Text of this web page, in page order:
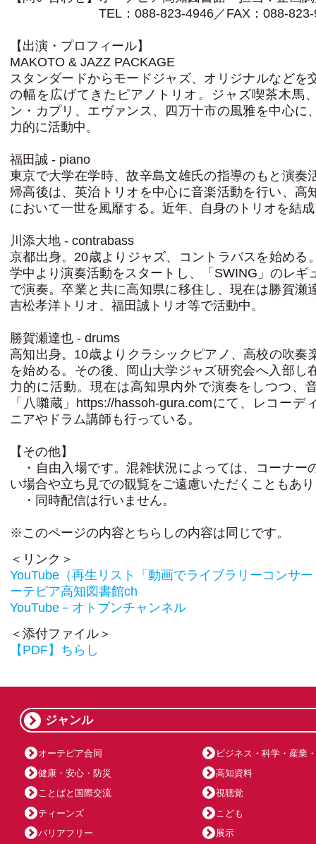
TEL：088-823-4946／FAX：088-823-
【出演・プロフィール】
MAKOTO & JAZZ PACKAGE
スタンダードからモードジャズ、オリジナルなどを
の幅を広げてきたピアノトリオ。ジャズ喫茶木馬
ン・カプリ、エヴァンス、四万十市の風雅を中心に
力的に活動中。
福田誠 - piano
東京で大学在学時、故辛島文雄氏の指導のもと演奏
帰高後は、英治トリオを中心に音楽活動を行い、高
において一世を風靡する。近年、自身のトリオを結
川添大地 - contrabass
京都出身。20歳よりジャズ、コントラバスを始める
学中より演奏活動をスタートし、「SWING」のレギ
で演奏。卒業と共に高知県に移住し、現在は勝賀瀬
吉松孝洋トリオ、福田誠トリオ等で活動中。
勝賀瀬達也 - drums
高知出身。10歳よりクラシックピアノ、高校の吹奏
を始める。その後、岡山大学ジャズ研究会へ入部し
力的に活動。現在は高知県内外で演奏をしつつ、
「八囃蔵」https://hassoh-gura.comにて、レコーデ
ニアやドラム講師も行っている。
【その他】
・自由入場です。混雑状況によっては、コーナー
い場合や立ち見での観覧をご遠慮いただくこともあ
・同時配信は行いません。
※このページの内容とちらしの内容は同じです。
＜リンク＞
YouTube（再生リスト「動画でライブラリーコンサ
ーテピア高知図書館ch
YouTube－オトブンチャンネル
＜添付ファイル＞
【PDF】ちらし
ジャンル
オーテピア合同
ビジネス・科学・産業
健康・安心・防災
高知資料
ことばと国際交流
視聴覚
ティーンズ
こども
バリアフリー
展示